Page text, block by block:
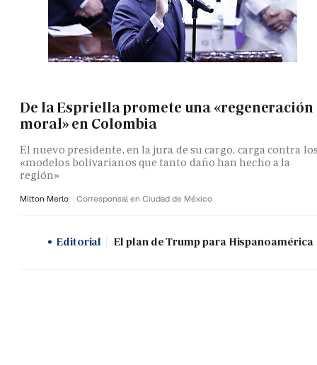
De la Espriella promete una «regeneración
moral» en Colombia
El nuevo presidente, en la jura de su cargo, carga contra
«modelos bolivarianos que tanto daño han hecho a la
región»
Milton Merlo Corresponsal en Ciudad de México
Editorial El plan de Trump para Hispanoamérica